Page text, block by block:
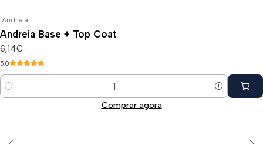
|Andreia
Andreia Base + Top Coat
6,14€
5.0
Quantidade
Comprar agora